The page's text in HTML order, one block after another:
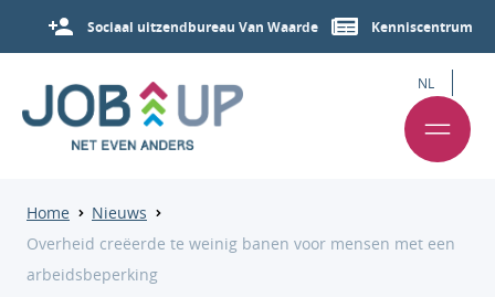
Sociaal uitzendbureau Van Waarde Kenniscentrum
NL
Home
Nieuws
Overheid creëerde te weinig banen voor mensen met een
arbeidsbeperking